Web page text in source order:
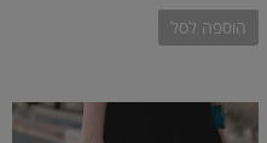
הוספה לסל